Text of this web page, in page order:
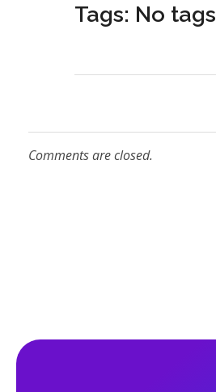
Tags: No tags
Comments are closed.